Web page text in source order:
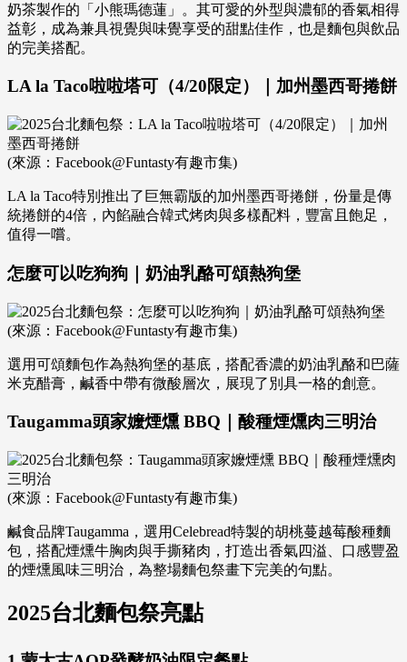
奶茶製作的「小熊瑪德蓮」。其可愛的外型與濃郁的香氣相得
益彰，成為兼具視覺與味覺享受的甜點佳作，也是麵包與飲品
的完美搭配。
LA la Taco啦啦塔可（4/20限定）｜加州墨西哥捲餅
(來源：Facebook@Funtasty有趣市集)
LA la Taco特別推出了巨無霸版的加州墨西哥捲餅，份量是傳
統捲餅的4倍，內餡融合韓式烤肉與多樣配料，豐富且飽足，
值得一嚐。
怎麼可以吃狗狗｜奶油乳酪可頌熱狗堡
(來源：Facebook@Funtasty有趣市集)
選用可頌麵包作為熱狗堡的基底，搭配香濃的奶油乳酪和巴薩
米克醋膏，鹹香中帶有微酸層次，展現了別具一格的創意。
Taugamma頭家嬤煙燻 BBQ｜酸種煙燻肉三明治
(來源：Facebook@Funtasty有趣市集)
鹹食品牌Taugamma，選用Celebread特製的胡桃蔓越莓酸種麵
包，搭配煙燻牛胸肉與手撕豬肉，打造出香氣四溢、口感豐盈
的煙燻風味三明治，為整場麵包祭畫下完美的句點。
2025台北麵包祭亮點